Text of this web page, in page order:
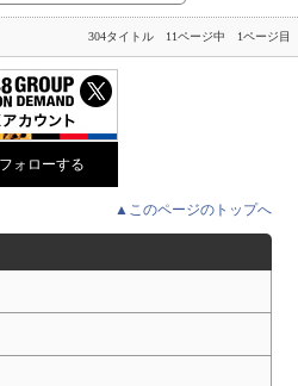
304タイトル 11ページ中 1ページ目
▲このページのトップへ